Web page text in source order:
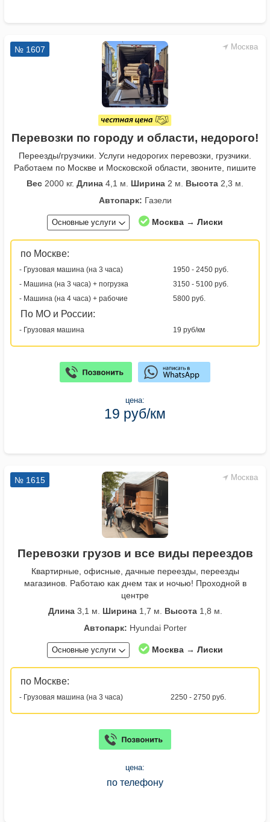
Москва
№ 1607
Перевозки по городу и области, недорого!
Переезды/грузчики. Услуги недорогих перевозки, грузчики.
Работаем по Москве и Московской области, звоните, пишите
Вес 2000 кг. Длина 4,1 м. Ширина 2 м. Высота 2,3 м.
Автопарк: Газели
Основные услуги Москва → Лиски
по Москве:
- Грузовая машина (на 3 часа)
1950 - 2450 руб.
- Машина (на 3 часа) + погрузка
3150 - 5100 руб.
- Машина (на 4 часа) + рабочие
5800 руб.
По МО и России:
- Грузовая машина 19 руб/км
цена:
19 руб/км
Москва
№ 1615
Перевозки грузов и все виды переездов
Квартирные, офисные, дачные переезды, переезды
магазинов. Работаю как днем так и ночью! Проходной в
центре
Длина3,1 м. Ширина1,7 м. Высота1,8 м.
Автопарк: Hyundai Porter
Основные услуги Москва → Лиски
по Москве:
- Грузовая машина (на 3 часа) 2250 - 2750 руб.
цена:
по телефону